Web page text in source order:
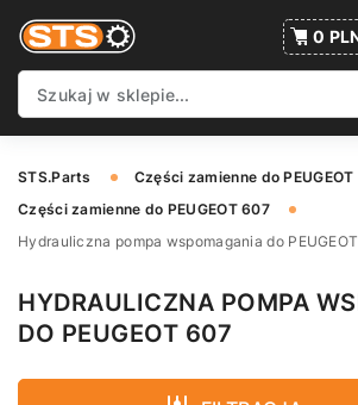
0
STS.Parts
Części zamienne do PEUGEOT
Części zamienne do PEUGEOT 607
Hydrauliczna pompa wspomagania do
HYDRAULICZNA POMPA
DO PEUGEOT 607